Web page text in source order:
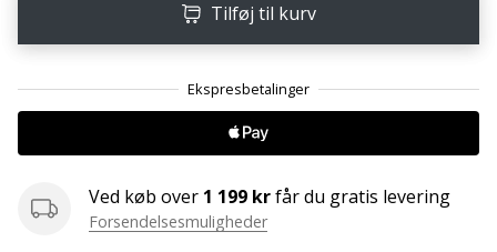
er…
25. 11. 2024
2 min. Læsning
Tilføj til kurv
Ved køb over 1 199 krfår du gratis levering
Forsendelsesmuligheder